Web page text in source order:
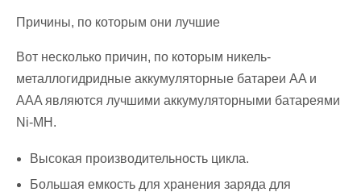
Причины, по которым они лучшие
Вот несколько причин, по которым никель-
металлогидридные аккумуляторные батареи AA и
AAA являются лучшими аккумуляторными батареями
Ni-MH.
Высокая производительность цикла.
Большая емкость для хранения заряда для